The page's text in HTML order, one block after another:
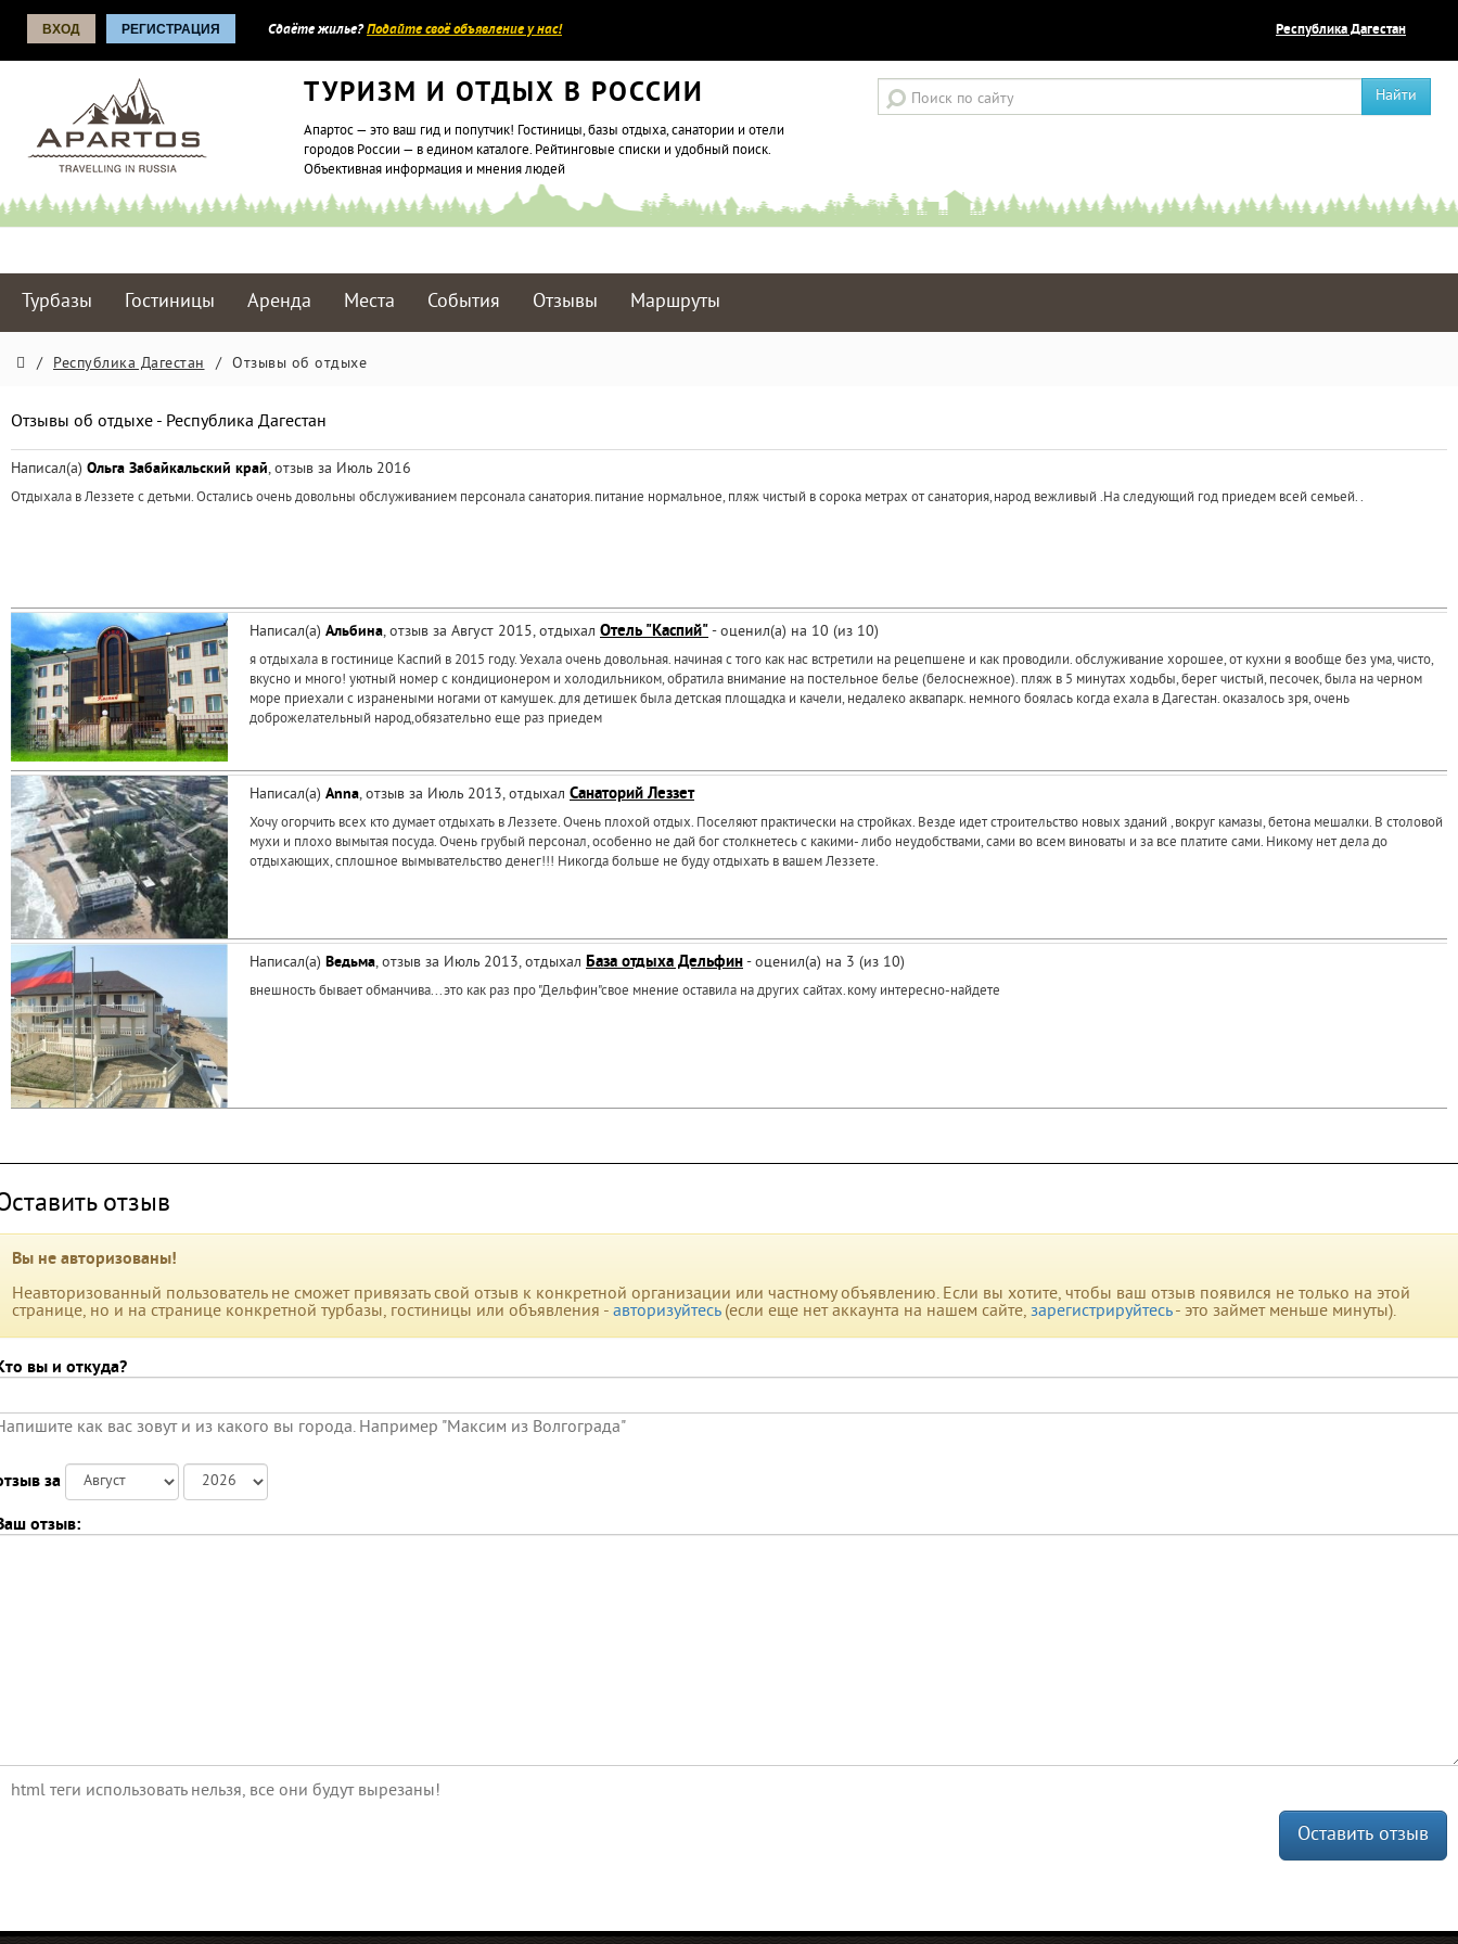
ВХОД РЕГИСТРАЦИЯ Сдаёте жилье?Подайте своё объявление у нас! Республика Дагестан
ТУРИЗМ И ОТДЫХ В РОССИИ
Апартос — это ваш гид и попутчик! Гостиницы, базы отдыха, санатории и отели
городов России — в едином каталоге. Рейтинговые списки и удобный поиск.
Объективная информация и мнения людей
Найти
Турбазы Гостиницы Аренда Места События Отзывы Маршруты
/ Республика Дагестан / Отзывы об отдыхе
Отзывы об отдыхе - Республика Дагестан
Написал(а) Ольга Забайкальский край, отзыв за Июль 2016
Отдыхала в Леззете с детьми. Остались очень довольны обслуживанием персонала санатория.питание нормальное, пляж чистый в сорока метрах от санатория,народ вежливый .На следующий год приедем всей семьей. .
Написал(а) Альбина, отзыв за Август 2015, отдыхал Отель "Каспий"- оценил(а) на 10 (из 10)
я отдыхала в гостинице Каспий в 2015 году. Уехала очень довольная. начиная с того как нас встретили на рецепшене и как проводили. обслуживание хорошее, от кухни я вообще без ума, чисто,
вкусно и много! уютный номер с кондиционером и холодильником, обратила внимание на постельное белье (белоснежное). пляж в 5 минутах ходьбы, берег чистый, песочек, была на черном
море приехали с изранеными ногами от камушек. для детишек была детская площадка и качели, недалеко аквапарк. немного боялась когда ехала в Дагестан. оказалось зря, очень
доброжелательный народ,обязательно еще раз приедем
Написал(а) Anna, отзыв за Июль 2013, отдыхал Санаторий Леззет
Хочу огорчить всех кто думает отдыхать в Леззете. Очень плохой отдых. Поселяют практически на стройках. Везде идет строительство новых зданий ,вокруг камазы, бетона мешалки. В столовой
мухи и плохо вымытая посуда. Очень грубый персонал, особенно не дай бог столкнетесь с какими- либо неудобствами, сами во всем виноваты и за все платите сами. Никому нет дела до
отдыхающих, сплошное вымывательство денег!!! Никогда больше не буду отдыхать в вашем Леззете.
Написал(а) Ведьма, отзыв за Июль 2013, отдыхал База отдыха Дельфин- оценил(а) на 3 (из 10)
внешность бывает обманчива...это как раз про "Дельфин"свое мнение оставила на других сайтах.кому интересно-найдете
отзыв
Вы не авторизованы!
Неавторизованный пользователь не сможет привязать свой отзыв к конкретной организации или частному объявлению. Если вы хотите, чтобы ваш отзыв появился не только на этой
странице, но и на странице конкретной турбазы, гостиницы или объявления - авторизуйтесь(если еще нет аккаунта на нашем сайте, зарегистрируйтесь- это займет меньше минуты).
вы и откуда?
как вас зовут и из какого вы города. Например "Максим из Волгограда"
за
отзыв:
html теги использовать нельзя, все они будут вырезаны!
Оставить отзыв